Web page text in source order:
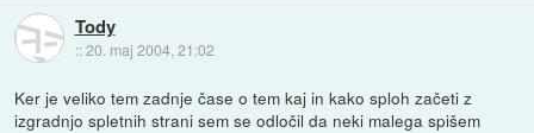
Tody
::20. maj 2004, 21:02
Ker je veliko tem zadnje čase o tem kaj in kako sploh začeti z
izgradnjo spletnih strani sem se odločil da neki malega spišem